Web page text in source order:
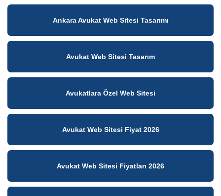
Ankara Avukat Web Sitesi Tasarımı
Avukat Web Sitesi Tasarım
Avukatlara Özel Web Sitesi
Avukat Web Sitesi Fiyat 2026
Avukat Web Sitesi Fiyatları 2026